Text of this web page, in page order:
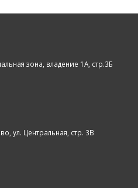
зона, владение 1А, стр.3Б
ул. Центральная, стр. 3В